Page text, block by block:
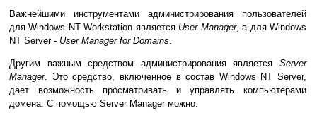
Важнейшими инструментами администрирования пользователей
для Windows NT Workstation является User Manager, а для Windows
NT Server - User Manager for Domains.
Другим важным средством администрирования является Server
Manager. Это средство, включенное в состав Windows NT Server,
дает возможность просматривать и управлять компьютерами
домена. С помощью Server Manager можно: